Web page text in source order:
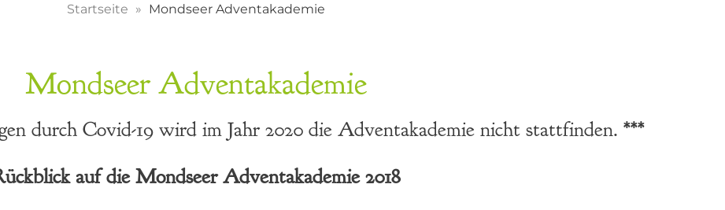
Startseite Mondseer Adventakademie
Mondseer Adventakademie
durch Covid-19 wird im Jahr 2020 die Adventakademie nicht stattfinden. ***
auf die Mondseer Adventakademie 2018